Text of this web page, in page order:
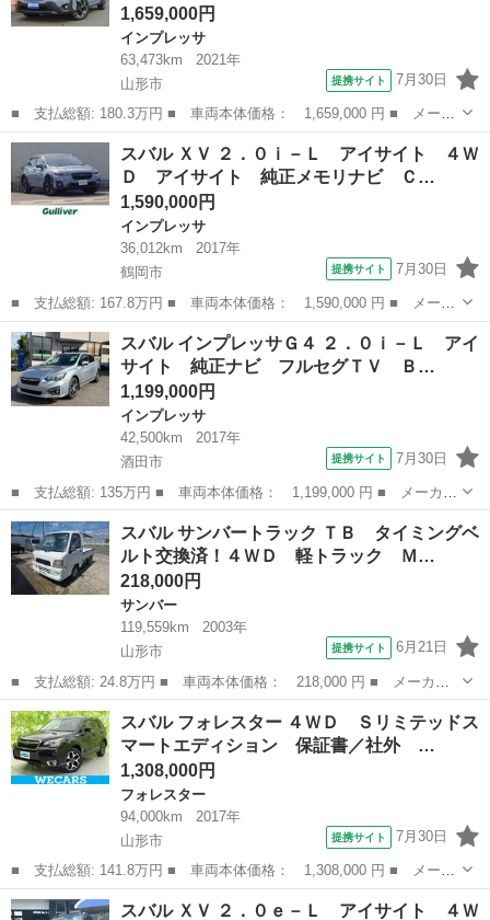
1,659,000円
インプレッサ
63,473km
2021年
山形市
提携サイト 7月30日
■ 支払総額: 180.3万円 ■ 車両本体価格： 1,659,000 円 ■ メーカ
ー名： スバル ■ 車種名： ＸＶ ■ グレード名： ２．０ｅ－
Ｓ アイサイト４ＷＤ ワンオーナー／アイサイト／ＳＲＶＤ／ＶＤ
Ｃ／クルー...
山形 山形市
スバル ＸＶ ２．０ｉ－Ｌ アイサイト ４Ｗ
Ｄ アイサイト 純正メモリナビ Ｃ…
1,590,000円
インプレッサ
36,012km
2017年
鶴岡市
提携サイト 7月30日
■ 支払総額: 167.8万円 ■ 車両本体価格： 1,590,000 円 ■ メーカ
ー名： スバル ■ 車種名： ＸＶ ■ グレード名： ２．０ｉ－
Ｌ アイサイト ４ＷＤ アイサイト 純正メモリナビ ＣＤ ＤＶ
Ｄ ＢＴ ...
山形 鶴岡市 インプレッサ
スバル インプレッサＧ４ ２．０ｉ－Ｌ アイ
サイト 純正ナビ フルセグＴＶ Ｂ…
1,199,000円
インプレッサ
42,500km
2017年
酒田市
提携サイト 7月30日
■ 支払総額: 135万円 ■ 車両本体価格： 1,199,000 円 ■ メーカー
名： スバル ■ 車種名： インプレッサＧ４ ■ グレード名：
２．０ｉ－Ｌ アイサイト 純正ナビ フルセグＴＶ Ｂｌｕｅｔｏ
ｏｔｈ接続可...
山形 酒田市 インプレッサ
スバル サンバートラック ＴＢ タイミングベ
ルト交換済！４ＷＤ 軽トラック Ｍ…
218,000円
サンバー
119,559km
2003年
山形市
提携サイト 6月21日
■ 支払総額: 24.8万円 ■ 車両本体価格： 218,000 円 ■ メーカー
名： スバル ■ 車種名： サンバートラック ■ グレード名： Ｔ
Ｂ タイミングベルト交換済！４ＷＤ 軽トラック ＭＴ 運転席エ
アバッグ ■...
山形 山形市
スバル フォレスター ４ＷＤ Ｓリミテッドス
マートエディション 保証書／社外 …
1,308,000円
フォレスター
94,000km
2017年
山形市
提携サイト 7月30日
■ 支払総額: 141.8万円 ■ 車両本体価格： 1,308,000 円 ■ メーカ
ー名： スバル ■ 車種名： フォレスター ■ グレード名： ４Ｗ
Ｄ Ｓリミテッドスマートエディション 保証書／社外 ＳＤナビ／
山形 山形市 フォレスター
スバル ＸＶ ２．０ｅ－Ｌ アイサイト ４Ｗ